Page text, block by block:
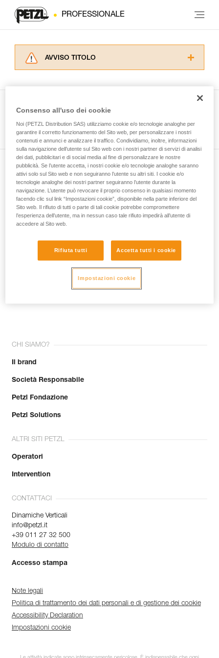
PROFESSIONALE
AVVISO TITOLO
La padronanza di queste tecniche richiede una
formazione ed un addestramento specifico.
Verificate con un professionista la vostra
capacità di rifare la manovra, da soli, in piena
sicurezza, prima di riprodurla autonomamente.
Forniamo esempi di tecniche relative alla vostra
attività. Ne possono esistere altre che non
vengono qui descritte.
Guarda tutti i consigli tecnici
Iscriviti alla newsletter
e rimani connesso alle nostre novità
E-mail *
Unisciti alla community!
CHI SIAMO?
Il brand
Società Responsabile
Petzl Fondazione
Petzl Solutions
ALTRI SITI PETZL
Operatori
Intervention
CONTATTACI
Dinamiche Verticali
info@petzl.it
+39 011 27 32 500
Modulo di contatto
Accesso stampa
Note legali
Politica di trattamento dei dati personali e di gestione dei cookie
Accessibility Declaration
Impostazioni cookie
Consenso all'uso dei cookie
Noi (PETZL Distribution SAS) utilizziamo cookie e/o tecnologie analoghe per
garantire il corretto funzionamento del Sito web, per personalizzare i nostri
contenuti e annunci e analizzare il traffico. Condividiamo, inoltre, informazioni
sulla navigazione dell’utente sul Sito web con i nostri partner di servizi di analisi
dei dati, pubblicitari e di social media al fine di personalizzare le nostre
pubblicità. Se l’utente accetta, i nostri cookie e/o tecnologie analoghe saranno
attivi solo sul Sito web e non seguiranno l’utente su altri siti. I cookie e/o
tecnologie analoghe dei nostri partner seguiranno l’utente durante la
navigazione. L’utente può revocare il proprio consenso in qualsiasi momento
facendo clic sul link “Impostazioni cookie”, disponibile nella parte inferiore del
Sito web. Il rifiuto di tutti o parte di tali cookie potrebbe compromettere
l’esperienza dell’utente, ma in nessun caso tale rifiuto impedirà all’utente di
accedere al Sito web.
Rifiuta tutti Accetta tutti i cookie
Impostazioni cookie